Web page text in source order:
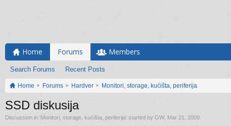
Home Forums
Search Forums Recent Posts
Members
Home Forums Hardver Monitori, storage, kućišta, periferija
SSD diskusija
Discussion in 'Monitori, storage, kućišta, periferija' started by GW Mar 21, 2009